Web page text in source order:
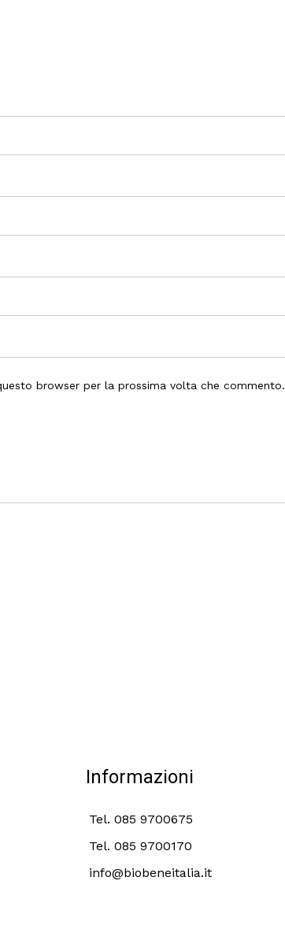
browser per la prossima volta che commento.
Informazioni
Tel. 085 9700675
Tel. 085 9700170
info@biobeneitalia.it